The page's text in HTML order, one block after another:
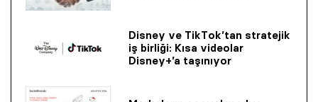
Disney ve TikTok’tan stratejik
iş birliği: Kısa videolar
Disney+’a taşınıyor